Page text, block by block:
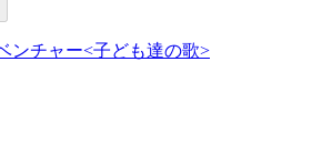
ンチャー<子ども達の歌>